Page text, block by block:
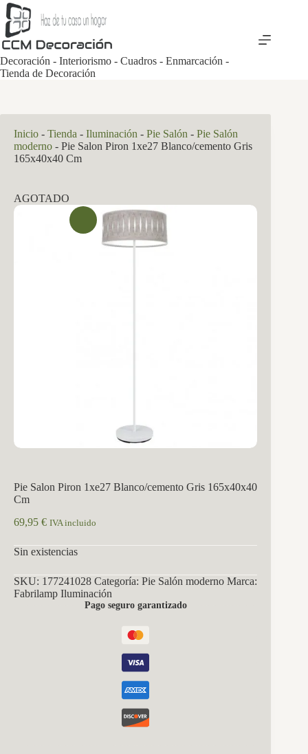
Saltar
al
contenido
Decoración - Interiorismo - Cuadros - Enmarcación -
Tienda de Decoración
Inicio - Tienda - Iluminación - Pie Salón - Pie Salón
moderno - Pie Salon Piron 1xe27 Blanco/cemento Gris
165x40x40 Cm
AGOTADO
Pie Salon Piron 1xe27 Blanco/cemento Gris 165x40x40
Cm
69,95 € IVA incluido
Sin existencias
SKU: 177241028 Categoría: Pie Salón moderno Marca:
Fabrilamp Iluminación
Pago seguro garantizado